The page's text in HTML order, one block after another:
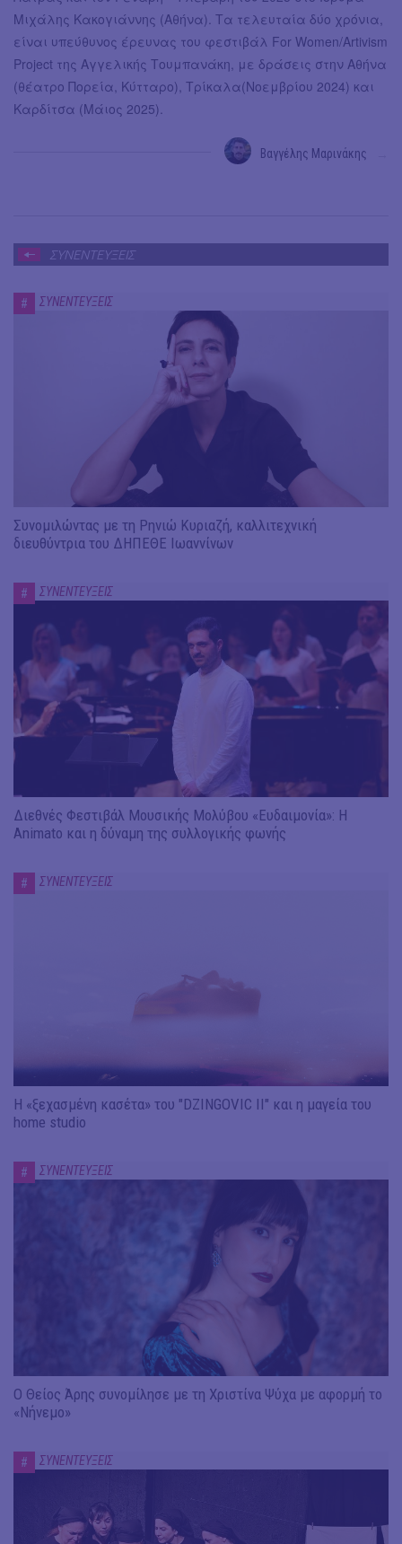
Μιχάλης Κακογιάννης (Αθήνα). Τα τελευταία δύο χρόνια,
είναι υπεύθυνος έρευνας του φεστιβάλ For Women/Artivism
Project της Αγγελικής Τουμπανάκη, με δράσεις στην Αθήνα
(θέατρο Πορεία, Κύτταρο), Τρίκαλα(Νοεμβρίου 2024) και
Καρδίτσα (Μάιος 2025).
Βαγγέλης Μαρινάκης
ΣΥΝΕΝΤΕΥΞΕΙΣ
# ΣΥΝΕΝΤΕΥΞΕΙΣ
Συνομιλώντας με τη Ρηνιώ Κυριαζή, καλλιτεχνική
διευθύντρια του ΔΗΠΕΘΕ Ιωαννίνων
# ΣΥΝΕΝΤΕΥΞΕΙΣ
Διεθνές Φεστιβάλ Μουσικής Μολύβου «Ευδαιμονία»: Η
Animato και η δύναμη της συλλογικής φωνής
# ΣΥΝΕΝΤΕΥΞΕΙΣ
Η «ξεχασμένη κασέτα» του "DZINGOVIC II" και η μαγεία του
home studio
# ΣΥΝΕΝΤΕΥΞΕΙΣ
Ο Θείος Άρης συνομίλησε με τη Χριστίνα Ψύχα με αφορμή το
«Νήνεμο»
# ΣΥΝΕΝΤΕΥΞΕΙΣ